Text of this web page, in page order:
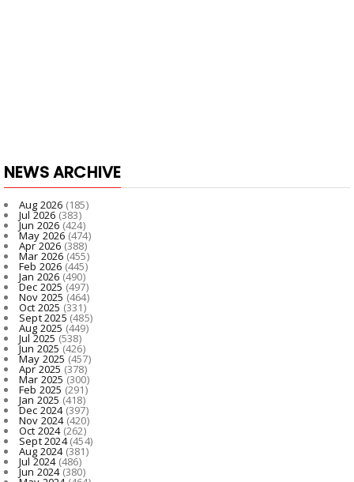
NEWS ARCHIVE
Aug 2026 (185)
Jul 2026 (383)
Jun 2026(424)
May 2026(474)
Apr 2026 (388)
Mar 2026(455)
Feb 2026 (445)
Jan 2026 (490)
Dec 2025(497)
Nov 2025 (464)
Oct 2025 (331)
Sept 2025 (485)
Aug 2025 (449)
Jul 2025 (538)
Jun 2025(426)
May 2025(457)
Apr 2025 (378)
Mar 2025 (300)
Feb 2025 (291)
Jan 2025 (418)
Dec 2024(397)
Nov 2024(420)
Oct 2024(262)
Sept 2024(454)
Aug 2024(381)
Jul 2024(486)
Jun 2024(380)